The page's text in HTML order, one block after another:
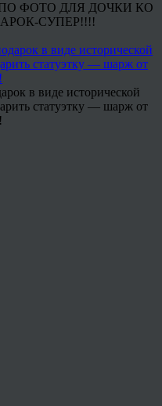
ФОТО ДЛЯ ДОЧКИ КО
СУПЕР!!!!
в виде исторической
статуэтку — шарж от